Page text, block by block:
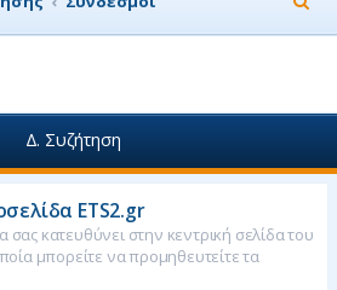
ν
τ
σ
Δ. Συζήτηση
ETS2.gr
κατευθύνει στην κεντρική σελίδα του
μπορείτε να προμηθευτείτε τα